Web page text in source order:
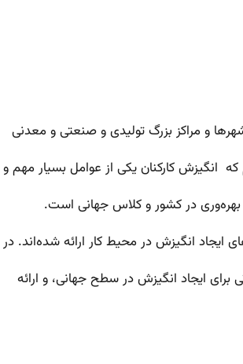
و مراکز بزرگ تولیدی و صنعتی و معدنی
انگیزش کارکنان یکی از عوامل بسیار مهم و
در کشور و کلاس جهانی است.
ایجاد انگیزش در محیط کار ارائه شده‌اند.
برای ایجاد انگیزش در سطح جهانی، و ارائه